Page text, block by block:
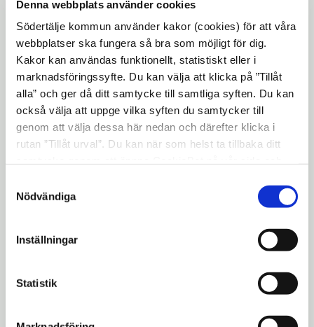
Denna webbplats använder cookies
Södertälje kommun använder kakor (cookies) för att våra
webbplatser ska fungera så bra som möjligt för dig.
Kakor kan användas funktionellt, statistiskt eller i
marknadsföringssyfte. Du kan välja att klicka på ”Tillåt
alla” och ger då ditt samtycke till samtliga syften. Du kan
också välja att uppge vilka syften du samtycker till
genom att välja dessa här nedan och därefter klicka i
rutan ”Tillåt urval”. Du kan när som helst ta tillbaka ditt
"Visa detaljer" kan du läsa om hur kakorna används och
hur vi och våra leverantörer inhämtar och behandlar
Nödvändiga
Inställningar
Statistik
timmar måste du logga in med
app på mobilen, för att inte riskera
parkeringsböter.
Du kan hitta parkeringar och taxor i kartan
menyfliken "Betalzoner". (
Direktlänk till